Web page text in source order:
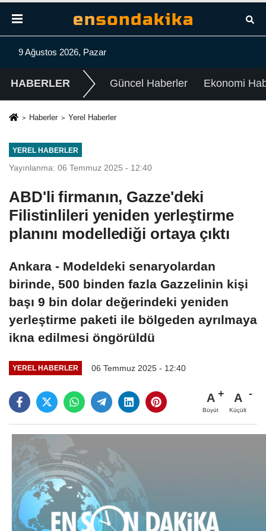
9 Ağustos 2026, Pazar
HABERLER Güncel Haberler Ekonomi
Haberler Yerel Haberler
YEREL HABERLER
Yayınlanma: 06 Temmuz 2025 - 12:40
ABD'li firmanın, Gazze'deki
Filistinlileri yeniden yerleştirme
planını modellediği ortaya çıktı
Ankara - Modeldeki senaryolardan
birinde, 500 binden fazla Gazzelinin kişi
başı 9 bin dolar değerindeki yeniden
yerleştirme paketi ile bölgeden ayrılmaya
ikna edilmesi öngörüldü
YEREL HABERLER 06 Temmuz 2025 - 12:40
A
Büyüt
A
Küçült